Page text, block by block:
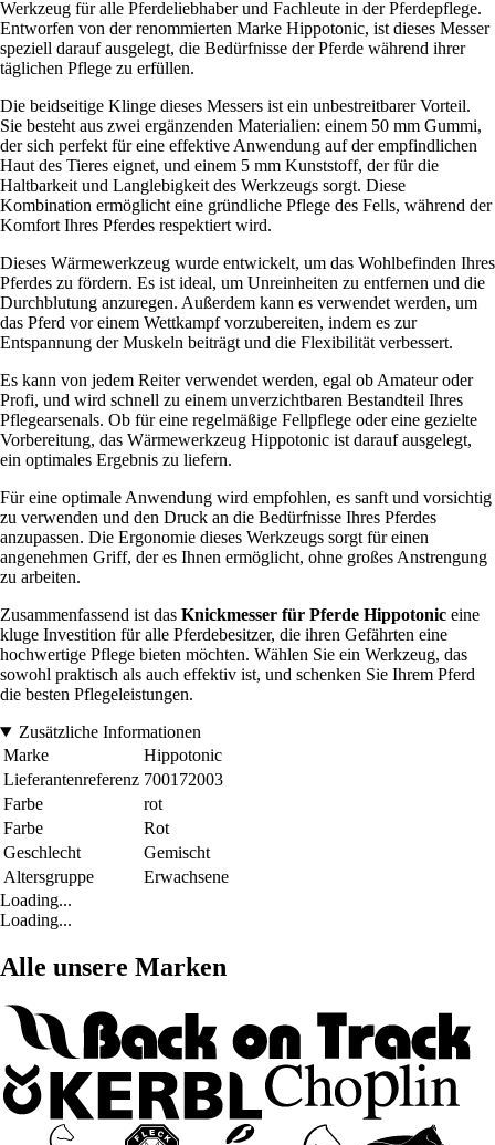
Werkzeug für alle Pferdeliebhaber und Fachleute in der Pferdepflege.
Entworfen von der renommierten Marke Hippotonic, ist dieses Messer
speziell darauf ausgelegt, die Bedürfnisse der Pferde während ihrer
täglichen Pflege zu erfüllen.
Die beidseitige Klinge dieses Messers ist ein unbestreitbarer Vorteil.
Sie besteht aus zwei ergänzenden Materialien: einem 50 mm Gummi,
der sich perfekt für eine effektive Anwendung auf der empfindlichen
Haut des Tieres eignet, und einem 5 mm Kunststoff, der für die
Haltbarkeit und Langlebigkeit des Werkzeugs sorgt. Diese
Kombination ermöglicht eine gründliche Pflege des Fells, während der
Komfort Ihres Pferdes respektiert wird.
Dieses Wärmewerkzeug wurde entwickelt, um das Wohlbefinden Ihres
Pferdes zu fördern. Es ist ideal, um Unreinheiten zu entfernen und die
Durchblutung anzuregen. Außerdem kann es verwendet werden, um
das Pferd vor einem Wettkampf vorzubereiten, indem es zur
Entspannung der Muskeln beiträgt und die Flexibilität verbessert.
Es kann von jedem Reiter verwendet werden, egal ob Amateur oder
Profi, und wird schnell zu einem unverzichtbaren Bestandteil Ihres
Pflegearsenals. Ob für eine regelmäßige Fellpflege oder eine gezielte
Vorbereitung, das Wärmewerkzeug Hippotonic ist darauf ausgelegt,
ein optimales Ergebnis zu liefern.
Für eine optimale Anwendung wird empfohlen, es sanft und vorsichtig
zu verwenden und den Druck an die Bedürfnisse Ihres Pferdes
anzupassen. Die Ergonomie dieses Werkzeugs sorgt für einen
angenehmen Griff, der es Ihnen ermöglicht, ohne großes Anstrengung
zu arbeiten.
Zusammenfassend ist das Knickmesser für Pferde Hippotonic eine
kluge Investition für alle Pferdebesitzer, die ihren Gefährten eine
hochwertige Pflege bieten möchten. Wählen Sie ein Werkzeug, das
sowohl praktisch als auch effektiv ist, und schenken Sie Ihrem Pferd
die besten Pflegeleistungen.
Zusätzliche Informationen
Marke
Hippotonic
Lieferantenreferenz 700172003
Farbe
rot
Farbe
Rot
Geschlecht
Gemischt
Altersgruppe
Erwachsene
Loading...
Loading...
Alle unsere Marken